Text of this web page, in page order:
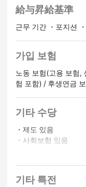
給与昇給基準
근무 기간 ・포지션
가입 보험
노동 보험(고용 보험,
험 포함) / 후생연금
기타 수당
・제도 있음
・사회보험 있음
기타 특전